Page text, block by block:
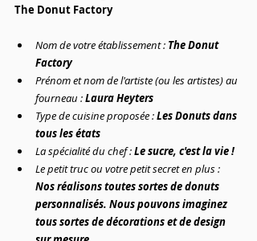
The Donut Factory
Nom de votre établissement : The Donut
Factory
Prénom et nom de l'artiste (ou les artistes) au
fourneau : Laura Heyters
Type de cuisine proposée : Les Donuts dans
tous les états
La spécialité du chef : Le sucre, c'est la vie !
Le petit truc ou votre petit secret en plus :
Nos réalisons toutes sortes de donuts
personnalisés. Nous pouvons imaginez
tous sortes de décorations et de design